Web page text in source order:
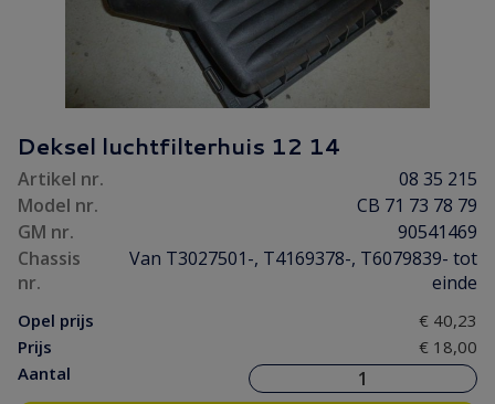
Deksel luchtfilterhuis 12 14
Artikel nr.
08 35 215
Model nr.
CB 71 73 78 79
GM nr.
90541469
Chassis
nr.
Van T3027501-, T4169378-, T6079839- tot
einde
Opel prijs
€ 40,23
Prijs
€ 18,00
Aantal